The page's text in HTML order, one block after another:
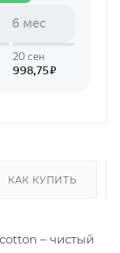
КАК КУПИТЬ
– чистый